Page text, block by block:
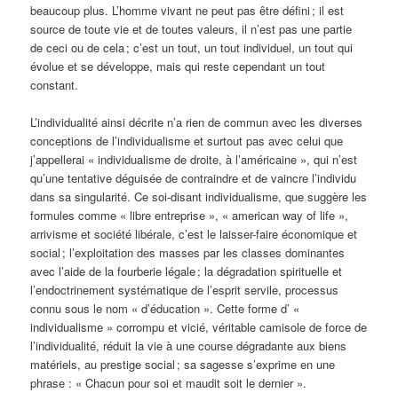
beaucoup plus. L’homme vivant ne peut pas être défini ; il est
source de toute vie et de toutes valeurs, il n’est pas une partie
de ceci ou de cela ; c’est un tout, un tout individuel, un tout qui
évolue et se développe, mais qui reste cependant un tout
constant.
L’individualité ainsi décrite n’a rien de commun avec les diverses
conceptions de l’individualisme et surtout pas avec celui que
j’appellerai « individualisme de droite, à l’américaine », qui n’est
qu’une tentative déguisée de contraindre et de vaincre l’individu
dans sa singularité. Ce soi-disant individualisme, que suggère les
formules comme « libre entreprise », « american way of life »,
arrivisme et société libérale, c’est le laisser-faire économique et
social ; l’exploitation des masses par les classes dominantes
avec l’aide de la fourberie légale ; la dégradation spirituelle et
l’endoctrinement systématique de l’esprit servile, processus
connu sous le nom « d’éducation ». Cette forme d’ «
individualisme » corrompu et vicié, véritable camisole de force de
l’individualité, réduit la vie à une course dégradante aux biens
matériels, au prestige social ; sa sagesse s’exprime en une
phrase : « Chacun pour soi et maudit soit le dernier ».